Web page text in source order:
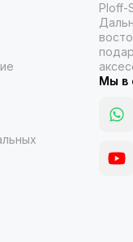
Ploff-
Мы в